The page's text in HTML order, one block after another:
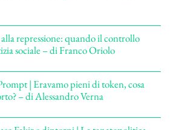
repressione: quando il controllo
sociale – di Franco Oriolo
| Eravamo pieni di token, cosa
– di Alessandro Verna